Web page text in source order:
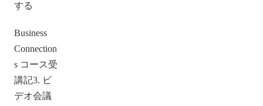
する
Business
Connection
s コース受
講記3. ビ
デオ会議